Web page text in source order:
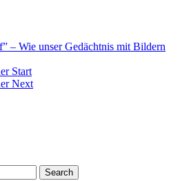
– Wie unser Gedächtnis mit Bildern
Start
Next